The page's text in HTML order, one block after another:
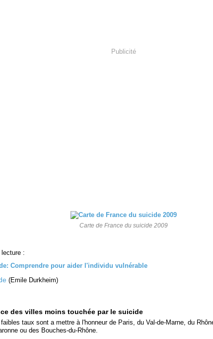
Publicité
Carte de France du suicide 2009
:
Comprendre pour aider l'individu vulnérable
(Emile Durkheim)
des villes moins touchée par le suicide
taux sont a mettre à l'honneur de Paris, du Val-de-Marne, du
ou des Bouches-du-Rhône.